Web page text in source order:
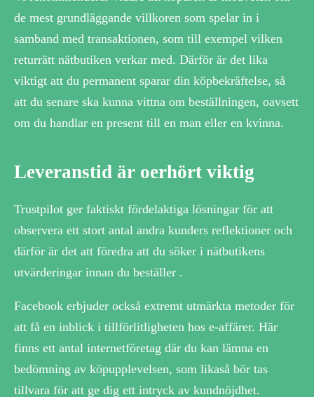
de mest grundläggande villkoren som spelar in i
samband med transaktionen, som till exempel vilken
returrätt nätbutiken verkar med. Därför är det lika
viktigt att du permanent sparar din köpbekräftelse, så
att du senare ska kunna vittna om beställningen, oavsett
om du handlar en present till en man eller en kvinna.
Leveranstid är oerhört viktig
Trustpilot ger faktiskt fördelaktiga lösningar för att
observera ett stort antal andra kunders reflektioner och
därför är det att föredra att du söker i nätbutikens
utvärderingar innan du beställer .
Facebook erbjuder också extremt utmärkta metoder för
att få en inblick i tillförlitligheten hos e-affärer. Här
finns ett antal internetföretag där du kan lämna en
bedömning av köpupplevelsen, som likaså bör tas
tillvara för att ge dig ett intryck av kundnöjdhet.